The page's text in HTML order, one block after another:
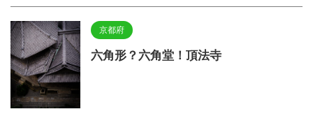
京都府
六角形？六角堂！頂法寺